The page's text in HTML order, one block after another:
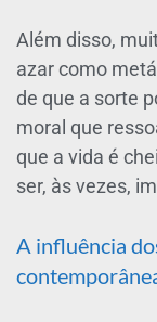
Além disso,
azar como
de que a sorte
moral que
que a vida é
ser, às vezes,
A influência